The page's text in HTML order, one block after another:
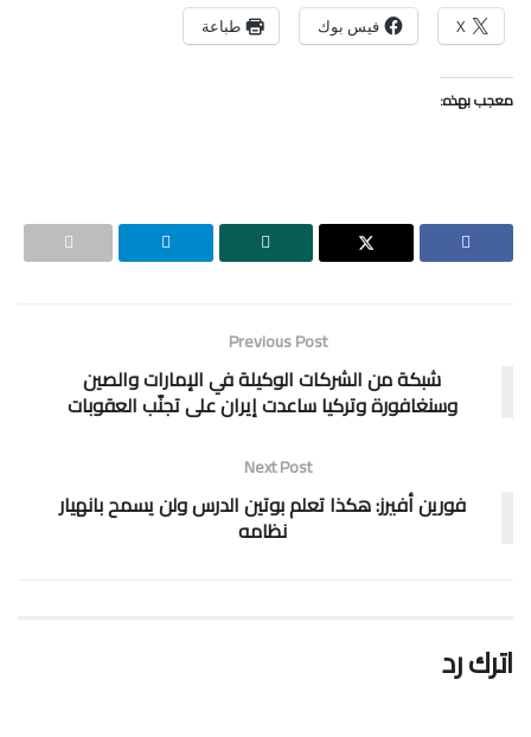
X فيس بوك طباعة
معجب بهذه:
Previous Post
شبكة من الشركات الوكيلة في الإمارات والصين
وسنغافورة وتركيا ساعدت إيران على تجنّب العقوبات
Next Post
فورين أفيرز: هكذا تعلم بوتين الدرس ولن يسمح بانهيار
نظامه
اترك رد